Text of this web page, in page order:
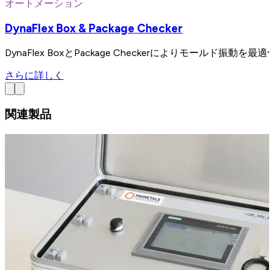
オートメーション
DynaFlex Box & Package Checker
DynaFlex BoxとPackage Checkerによりモールド振動を最
さらに詳しく
関連製品